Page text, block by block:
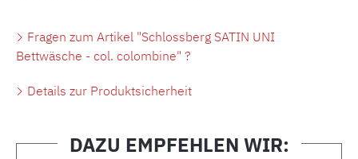
Fragen zum Artikel "Schlossberg SATIN UNI
Bettwäsche - col. colombine" ?
Details zur Produktsicherheit
DAZU EMPFEHLEN WIR: